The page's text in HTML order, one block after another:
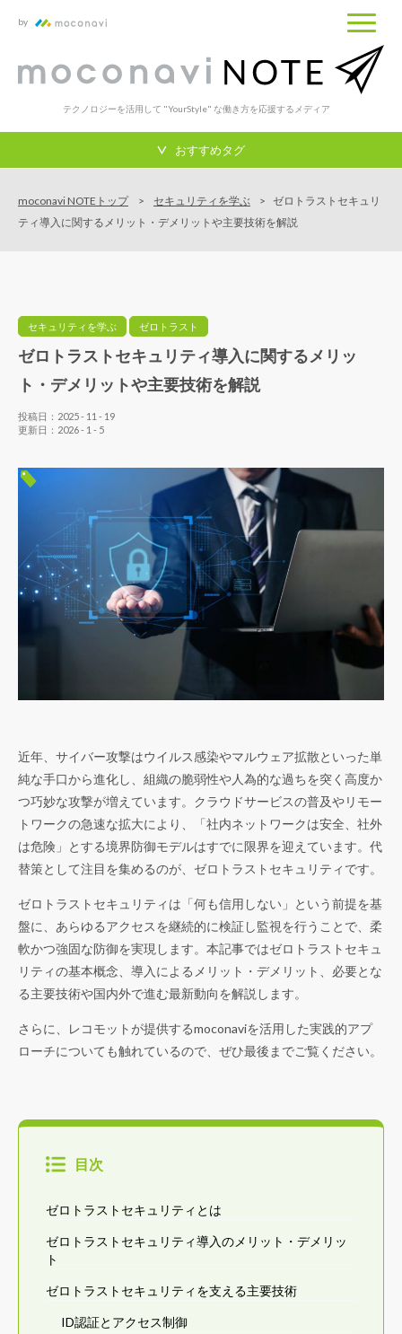
テクノロジーを活用して "YourStyle" な働き方を応援するメディア
by
おすすめタグ
moconavi NOTEトップ セキュリティを学ぶ
ゼロトラストセキュリ
ティ導入に関するメリット・デメリットや主要技術を解説
セキュリティを学ぶ ゼロトラスト
ゼロトラストセキュリティ導入に関するメリッ
ト・デメリットや主要技術を解説
投稿日：2025 - 11 - 19
更新日：2026 - 1 - 5
近年、サイバー攻撃はウイルス感染やマルウェア拡散といった単
純な手口から進化し、組織の脆弱性や人為的な過ちを突く高度か
つ巧妙な攻撃が増えています。クラウドサービスの普及やリモー
トワークの急速な拡大により、「社内ネットワークは安全、社外
は危険」とする境界防御モデルはすでに限界を迎えています。代
替策として注目を集めるのが、ゼロトラストセキュリティです。
ゼロトラストセキュリティは「何も信用しない」という前提を基
盤に、あらゆるアクセスを継続的に検証し監視を行うことで、柔
軟かつ強固な防御を実現します。本記事ではゼロトラストセキュ
リティの基本概念、導入によるメリット・デメリット、必要とな
る主要技術や国内外で進む最新動向を解説します。
さらに、レコモットが提供するmoconaviを活用した実践的アプ
ローチについても触れているので、ぜひ最後までご覧ください。
目次
ゼロトラストセキュリティとは
ゼロトラストセキュリティ導入のメリット・デメリッ
ト
ゼロトラストセキュリティを支える主要技術
ID認証とアクセス制御